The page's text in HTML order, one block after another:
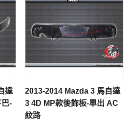
達
-
2013-2014 Mazda 3 馬自達
3 4D MP款後飾板-單出 AC
紋路